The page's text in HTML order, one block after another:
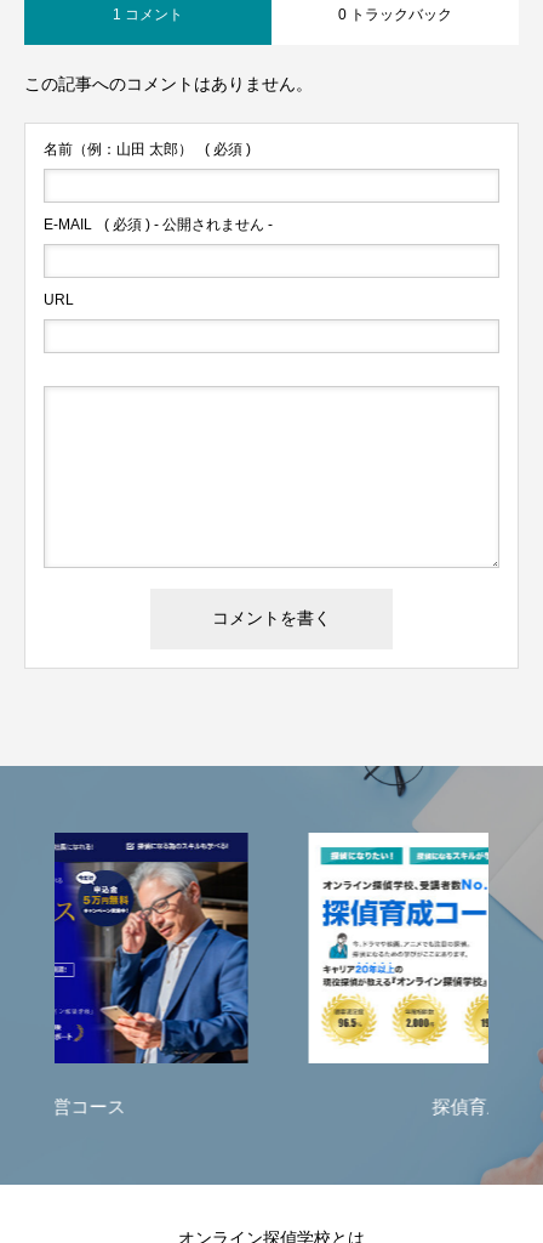
1 コメント 0 トラックバック
この記事へのコメントはありません。
名前（例：山田 太郎） ( 必須 )
E-MAIL ( 必須 ) - 公開されません -
URL
オンライン探偵学校とは